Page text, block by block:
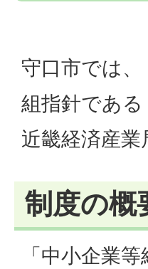
守口市では
組指針であ
近畿経済産
制度の概
「中小企業